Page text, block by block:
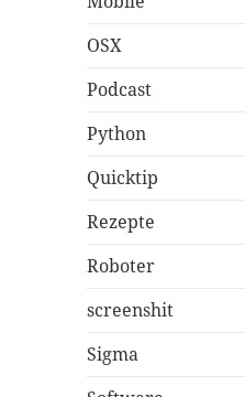
OSX
Podcast
Python
Quicktip
Rezepte
Roboter
screenshit
Sigma